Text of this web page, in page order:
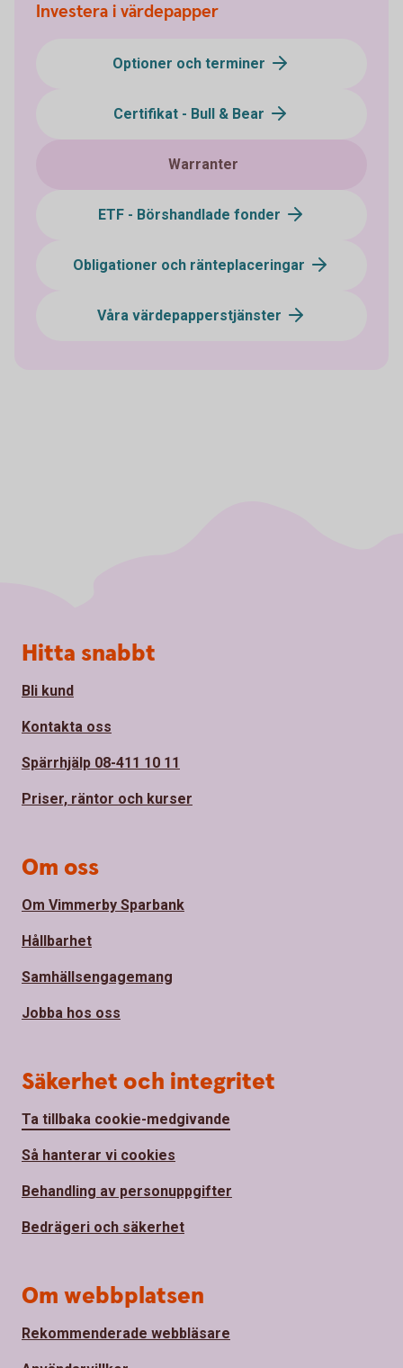
Investera i värdepapper
Optioner och terminer
Certifikat - Bull & Bear
Warranter
ETF - Börshandlade fonder
Obligationer och ränteplaceringar
Våra värdepapperstjänster
Sidfot
Hitta snabbt
Bli kund
Kontakta oss
Spärrhjälp 08-411 10 11
Priser, räntor och kurser
Om oss
Om Vimmerby Sparbank
Hållbarhet
Samhällsengagemang
Jobba hos oss
Säkerhet och integritet
Ta tillbaka cookie-medgivande
Så hanterar vi cookies
Behandling av personuppgifter
Bedrägeri och säkerhet
Om webbplatsen
Rekommenderade webbläsare